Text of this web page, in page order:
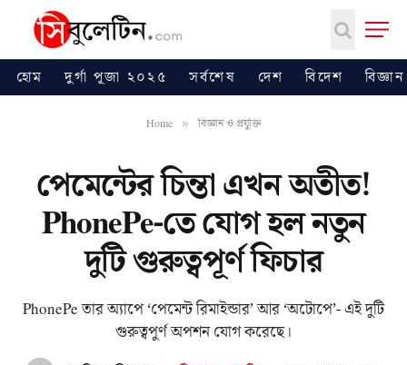
হোম দুর্গা পূজা ২০২৫ সর্বশেষ দেশ বিদেশ
Home » বিজ্ঞান ও প্রযুক্তি
পেমেন্টের চিন্তা এখন অতীত!
PhonePe-তে যোগ হল নতুন
দুটি গুরুত্বপূর্ণ ফিচার
PhonePe তার অ্যাপে ‘পেমেন্ট রিমাইন্ডার’ আর ‘অটোপে’- এই দুটি
গুরুত্বপুর্ণ অপশন যোগ করেছে।